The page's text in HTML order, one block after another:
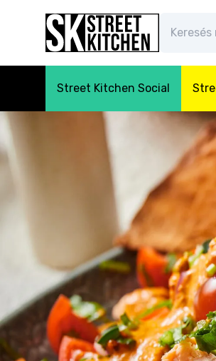
Street Kitchen Social